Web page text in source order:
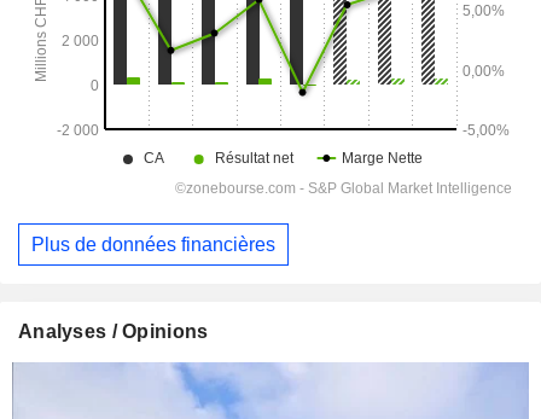
Plus de données financières
Analyses / Opinions